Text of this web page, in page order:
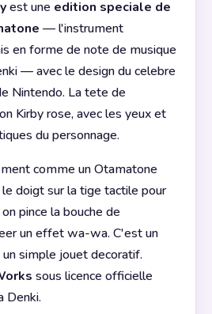
est une edition speciale de
— l'instrument
en forme de note de musique
— avec le design du celebre
Nintendo. La tete de
Kirby rose, avec les yeux et
du personnage.
comme un Otamatone
doigt sur la tige tactile pour
pince la bouche de
un effet wa-wa. C'est un
simple jouet decoratif.
sous licence officielle
Denki.